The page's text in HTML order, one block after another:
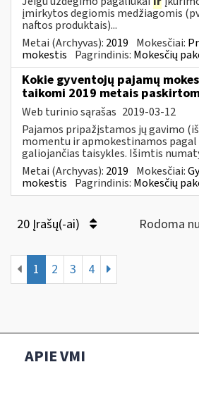
įmirkytos degiomis medžiagomis
naftos produktais)...
Metai (Archyvas): 2019 Mokesčiai:
mokestis Pagrindinis: Mokesčių
Kokie gyventojų pajamų
taikomi 2019 metais
Web turinio sąrašas 2019-03-12
Pajamos pripažįstamos jų gavimo
momentu ir apmokestinamos
galiojančias taisykles. Išimtis
Metai (Archyvas): 2019 Mokesčiai:
mokestis Pagrindinis: Mokesčių
20 Įrašų(-ai) Rodoma
1 2 3 4
APIE VMI